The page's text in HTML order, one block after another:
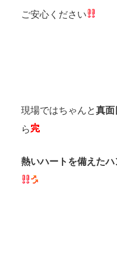
ご安心ください
現場ではちゃんと真面
ら
熱いハートを備えたハ